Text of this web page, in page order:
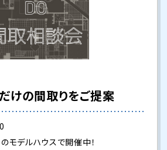
けの間取りをご提案
モデルハウスで開催中！